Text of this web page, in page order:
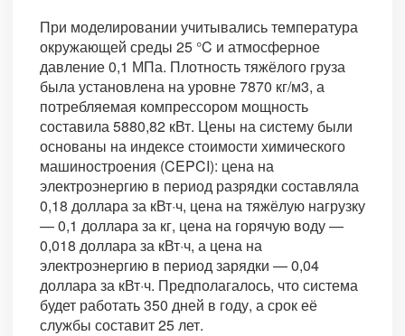
При моделировании учитывались температура
окружающей среды 25 °C и атмосферное
давление 0,1 МПа. Плотность тяжёлого груза
была установлена на уровне 7870 кг/м3, а
потребляемая компрессором мощность
составила 5880,82 кВт. Цены на систему были
основаны на индексе стоимости химического
машиностроения (CEPCI): цена на
электроэнергию в период разрядки составляла
0,18 доллара за кВт·ч, цена на тяжёлую нагрузку
— 0,1 доллара за кг, цена на горячую воду —
0,018 доллара за кВт·ч, а цена на
электроэнергию в период зарядки — 0,04
доллара за кВт·ч. Предполагалось, что система
будет работать 350 дней в году, а срок её
службы составит 25 лет.